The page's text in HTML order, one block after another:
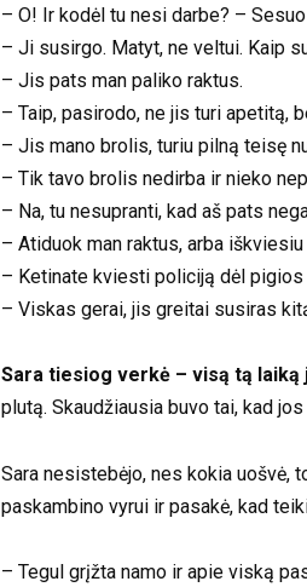
– O! Ir kodėl tu nesi darbe? –
– Ji susirgo. Matyt, ne veltui. Kaip
– Jis pats man paliko raktus.
– Taip, pasirodo, ne jis turi apetitą,
– Jis mano brolis, turiu pilną teisę
– Tik tavo brolis nedirba ir nieko
– Na, tu nesupranti, kad aš pats
– Atiduok man raktus, arba
– Ketinate kviesti policiją dėl
– Viskas gerai, jis greitai susiras
Sara tiesiog verkė – visą tą laiką
plutą. Skaudžiausia buvo tai, kad
Sara nesistebėjo, nes kokia uošvė,
paskambino vyrui ir pasakė, kad
– Tegul grįžta namo ir apie viską